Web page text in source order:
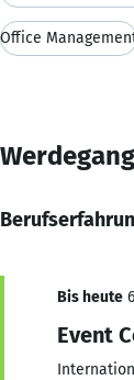
Office
Werdegang
Bis heute
Event